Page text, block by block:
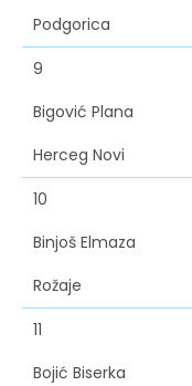
Podgorica
9
Bigović Plana
Herceg Novi
10
Binjoš Elmaza
Rožaje
11
Bojić Biserka